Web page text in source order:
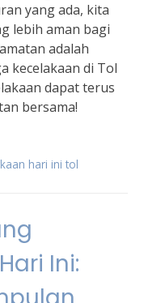
yang ada, kita
lebih aman bagi
adalah
kecelakaan di Tol
dapat terus
bersama!
hari ini tol
Ini: